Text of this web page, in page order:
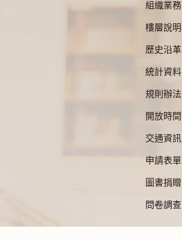
組織業務
樓層說明
歷史沿革
統計資料
規則辦法
開放時間
交通資訊
申請表單
圖書捐贈
問卷調查